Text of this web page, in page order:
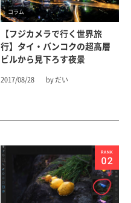
コラム
【フジカメラで行く世界旅
行】タイ・バンコクの超高層
ビルから見下ろす夜景
2017/08/28 by だい